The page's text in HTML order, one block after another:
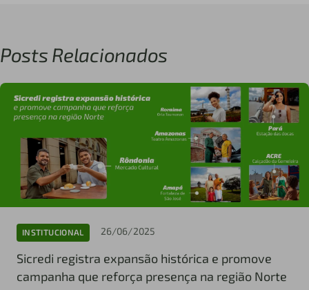
Posts Relacionados
INSTITUCIONAL 26/06/2025
Sicredi registra expansão histórica e promove
campanha que reforça presença na região Norte